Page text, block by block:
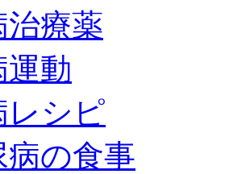
治療薬
運動
レシピ
病の食事